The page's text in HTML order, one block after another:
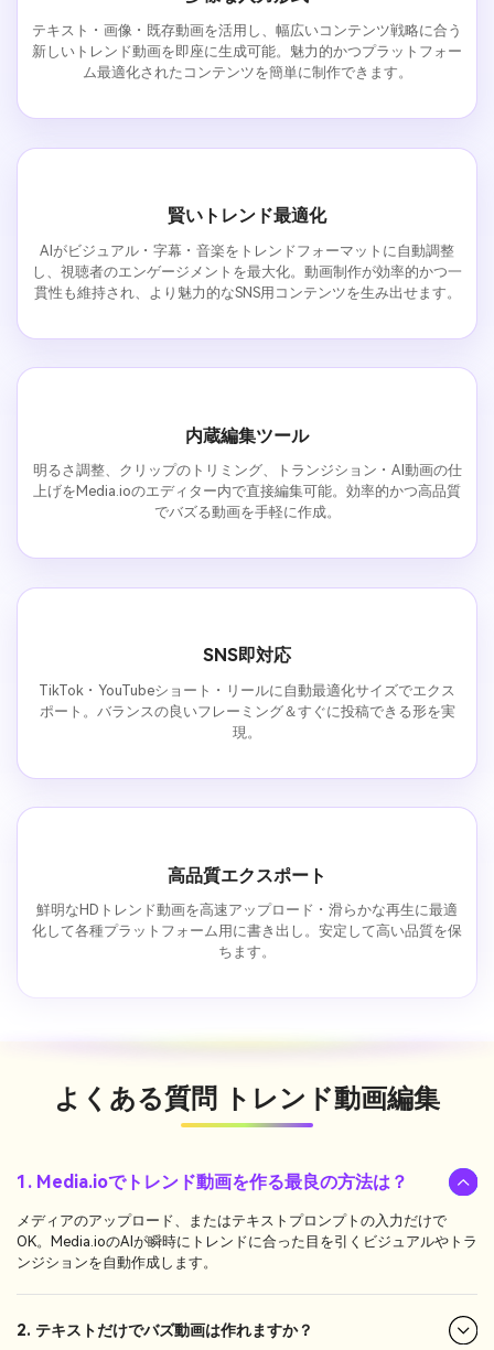
テキスト・画像・既存動画を活用し、幅広いコンテンツ戦略に合う
新しいトレンド動画を即座に生成可能。魅力的かつプラットフォー
ム最適化されたコンテンツを簡単に制作できます。
賢いトレンド最適化
AIがビジュアル・字幕・音楽をトレンドフォーマットに自動調整
し、視聴者のエンゲージメントを最大化。動画制作が効率的かつ一
貫性も維持され、より魅力的なSNS用コンテンツを生み出せます。
内蔵編集ツール
明るさ調整、クリップのトリミング、トランジション・AI動画の仕
上げをMedia.ioのエディター内で直接編集可能。効率的かつ高品質
でバズる動画を手軽に作成。
SNS即対応
TikTok・YouTubeショート・リールに自動最適化サイズでエクス
ポート。バランスの良いフレーミング＆すぐに投稿できる形を実
現。
高品質エクスポート
鮮明なHDトレンド動画を高速アップロード・滑らかな再生に最適
化して各種プラットフォーム用に書き出し。安定して高い品質を保
ちます。
よくある質問 トレンド動画編集
1. Media.ioでトレンド動画を作る最良の方法は？
メディアのアップロード、またはテキストプロンプトの入力だけで
OK。Media.ioのAIが瞬時にトレンドに合った目を引くビジュアルやトラ
ンジションを自動作成します。
2. テキストだけでバズ動画は作れますか？